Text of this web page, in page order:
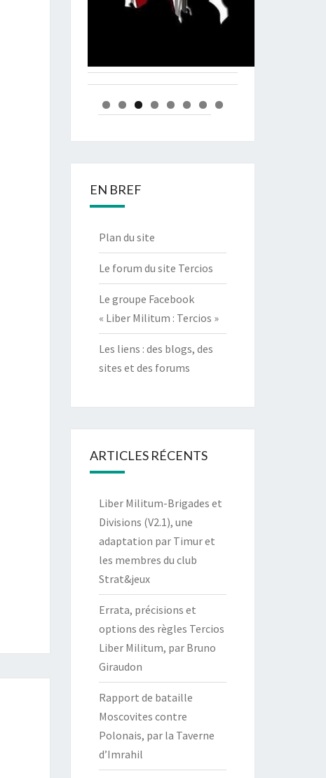
EN BREF
Plan du site
Le forum du site Tercios
Le groupe Facebook
« Liber Militum : Tercios »
Les liens : des blogs, des
sites et des forums
ARTICLES RÉCENTS
Liber Militum-Brigades et
Divisions (V2.1), une
adaptation par Timur et
les membres du club
Strat&jeux
Errata, précisions et
options des règles Tercios
Liber Militum, par Bruno
Giraudon
Rapport de bataille
Moscovites contre
Polonais, par la Taverne
d’Imrahil